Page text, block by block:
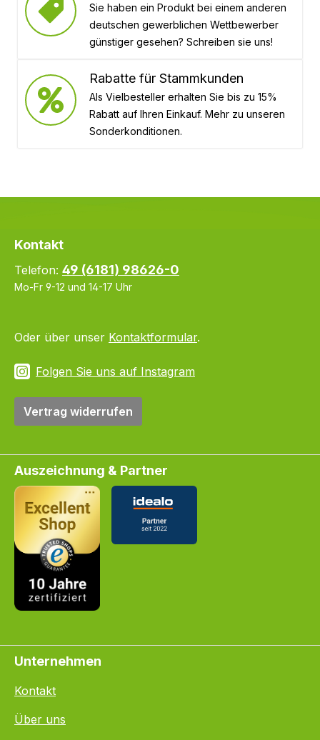
Sie haben ein Produkt bei einem anderen
deutschen gewerblichen Wettbewerber
günstiger gesehen? Schreiben sie uns!
Rabatte für Stammkunden
Als Vielbesteller erhalten Sie bis zu 15%
Rabatt auf Ihren Einkauf. Mehr zu unseren
Sonderkonditionen.
Kontakt
Telefon: 49 (6181) 98626-0
Mo-Fr 9-12 und 14-17 Uhr
Oder über unser Kontaktformular.
Folgen Sie uns auf Instagram
Vertrag widerrufen
Auszeichnung & Partner
Unternehmen
Kontakt
Über uns